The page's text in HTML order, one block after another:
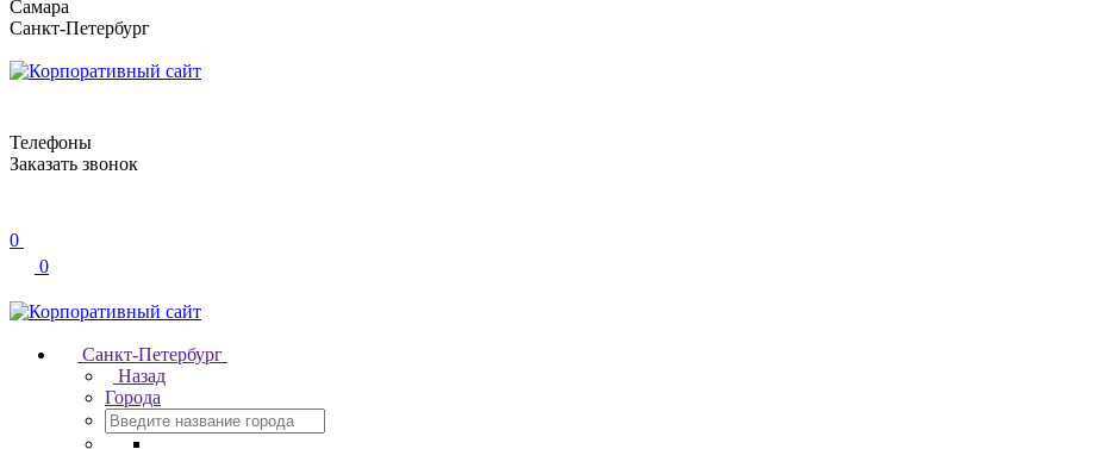
Самара
Санкт-Петербург
Телефоны
Заказать звонок
0
0
Санкт-Петербург
Назад
Города